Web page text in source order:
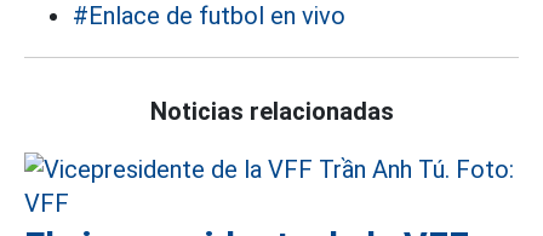
#Enlace de futbol en vivo
Noticias relacionadas